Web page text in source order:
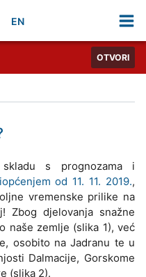
EN
OTVORI
s prognozama i
od 11. 11. 2019.,
vremenske prilike na
Zbog djelovanja snažne
naše zemlje (slika 1), već
osobito na Jadranu te u
Dalmacije, Gorskome
(slika 2).